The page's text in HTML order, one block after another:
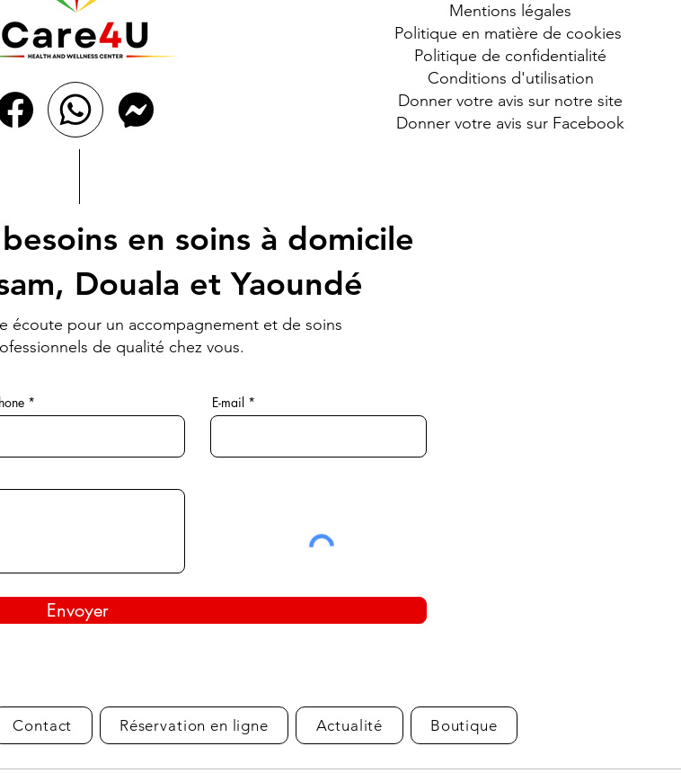
Mentions légales
Politique en matière de cookies
Politique de confidentialité
Conditions d'utilisation
Donner votre avis sur notre site
Donner votre avis sur Facebook
en soins à domicile
Douala et Yaoundé
écoute pour un accompagnement et de soins
de qualité chez vous.
E-mail
Envoyer
Contact Réservation en ligne Actualité Boutique